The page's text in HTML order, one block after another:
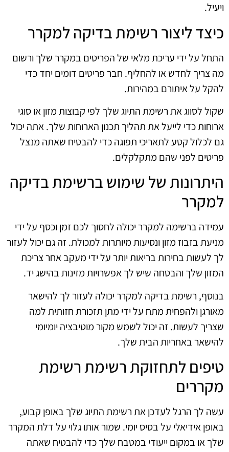
ויעיל.
כיצד ליצור רשימת בדיקה למקרר
התחל על ידי עריכת מלאי של הפריטים במקרר שלך ורשום
מה צריך לחדש או להחליף. חבר פריטים דומים יחד כדי
להקל על איתורם במהירות.
שקול לסווג את רשימת התיוג שלך לפי קבוצות מזון או סוגי
ארוחות כדי לייעל את תהליך תכנון הארוחות שלך. אתה יכול
גם לכלול קטע לתאריכי תפוגה כדי להבטיח שאתה מנצל
פריטים לפני שהם מתקלקלים.
היתרונות של שימוש ברשימת בדיקה
למקרר
עמידה ברשימה למקרר יכולה לחסוך לכם זמן וכסף על ידי
מניעת בזבוז מזון ונסיעות מיותרות למכולת. זה גם יכול לעזור
לך לעשות בחירות בריאות יותר על ידי מעקב אחר צריכת
המזון שלך והבטחה שיש לך אפשרויות מזינות בהישג יד.
בנוסף, רשימת בדיקה למקרר יכולה לעזור לך להישאר
מאורגן ולהפחית מתח על ידי מתן תזכורת חזותית למה
שצריך לעשות. זה יכול לשמש מקור מוטיבציה יומיומי
להישאר באחריות הבית שלך.
טיפים לתחזוקת רשימת רשימת
מקררים
עשה לך הרגל לעדכן את רשימת התיוג שלך באופן קבוע,
באופן אידיאלי על בסיס יומי. שמור אותו גלוי על דלת המקרר
שלך או במקום ייעודי במטבח שלך כדי להבטיח שאתה